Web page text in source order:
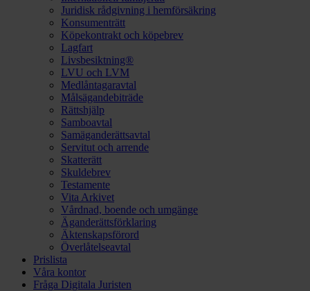
Juridisk rådgivning i hemförsäkring
Konsumenträtt
Köpekontrakt och köpebrev
Lagfart
Livsbesiktning®
LVU och LVM
Medlåntagaravtal
Målsägandebiträde
Rättshjälp
Samboavtal
Samäganderättsavtal
Servitut och arrende
Skatterätt
Skuldebrev
Testamente
Vita Arkivet
Vårdnad, boende och umgänge
Äganderättsförklaring
Äktenskapsförord
Överlåtelseavtal
Prislista
Våra kontor
Fråga Digitala Juristen